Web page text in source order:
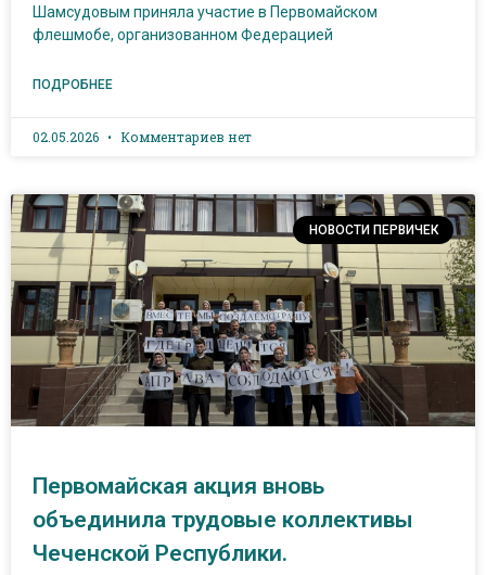
Шамсудовым приняла участие в Первомайском
флешмобе, организованном Федерацией
ПОДРОБНЕЕ
02.05.2026 Комментариев нет
НОВОСТИ ПЕРВИЧЕК
Первомайская акция вновь
объединила трудовые коллективы
Чеченской Республики.